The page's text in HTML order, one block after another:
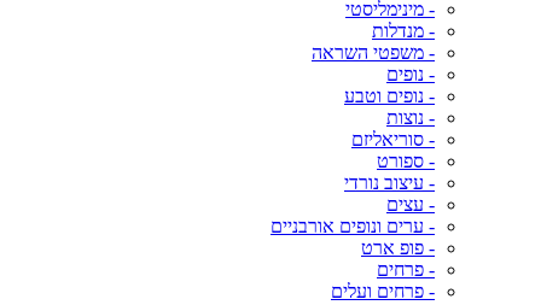
- מינימליסטי
- מנדלות
- משפטי השראה
- נופים
- נופים וטבע
- נוצות
- סוריאליזם
- ספורט
- עיצוב נורדי
- עצים
- ערים ונופים אורבניים
- פופ ארט
- פרחים
- פרחים ועלים